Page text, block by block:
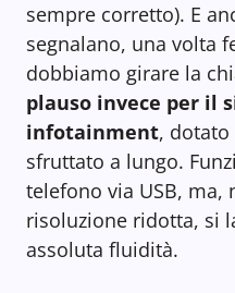
sempre corretto). E
segnalano, una volta
dobbiamo girare la
plauso invece per il
infotainment, dotato
sfruttato a lungo.
telefono via USB, ma,
risoluzione ridotta, si
assoluta fluidità.